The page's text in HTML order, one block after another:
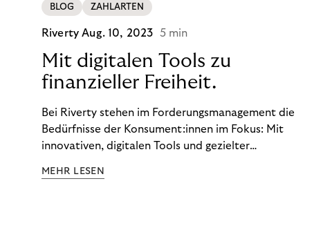
BLOG ZAHLARTEN
RivertyAug. 10, 2023 5 min
Mit digitalen Tools zu
finanzieller Freiheit.
Bei Riverty stehen im Forderungsmanagement die
Bedürfnisse der Konsument:innen im Fokus: Mit
innovativen, digitalen Tools und gezielter
ein Leben in finanzieller Freiheit zu führen. So
MEHR LESEN